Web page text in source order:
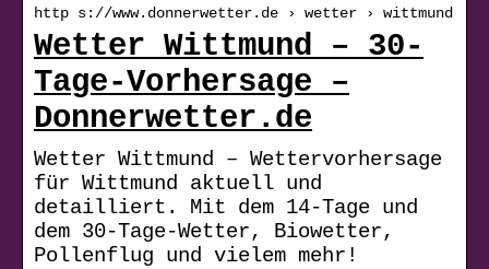
http s://www.donnerwetter.de › wetter › wittmund
Wetter Wittmund – 30-
Tage-Vorhersage –
Donnerwetter.de
Wetter Wittmund – Wettervorhersage
für Wittmund aktuell und
detailliert. Mit dem 14-Tage und
dem 30-Tage-Wetter, Biowetter,
Pollenflug und vielem mehr!